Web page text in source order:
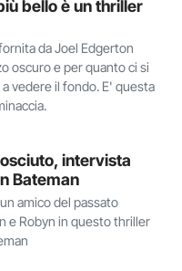
bello è un thriller
da Joel Edgerton
oscuro e per quanto ci si
vedere il fondo. E' questa
intervista
Bateman
amico del passato
e Robyn in questo thriller